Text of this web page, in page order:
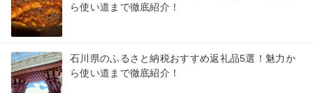
ら使い道まで徹底紹介！
石川県のふるさと納税おすすめ返礼品5選！魅力か
ら使い道まで徹底紹介！